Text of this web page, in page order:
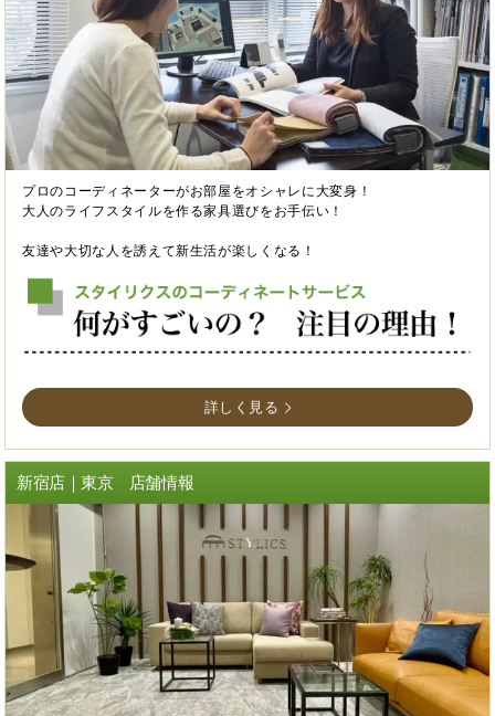
プロのコーディネーターがお部屋をオシャレに大変身！
大人のライフスタイルを作る家具選びをお手伝い！
友達や大切な人を誘えて新生活が楽しくなる！
詳しく見る
新宿店｜東京 店舗情報